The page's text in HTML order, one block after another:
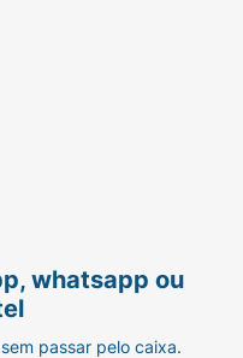
whatsapp ou
passar pelo caixa.